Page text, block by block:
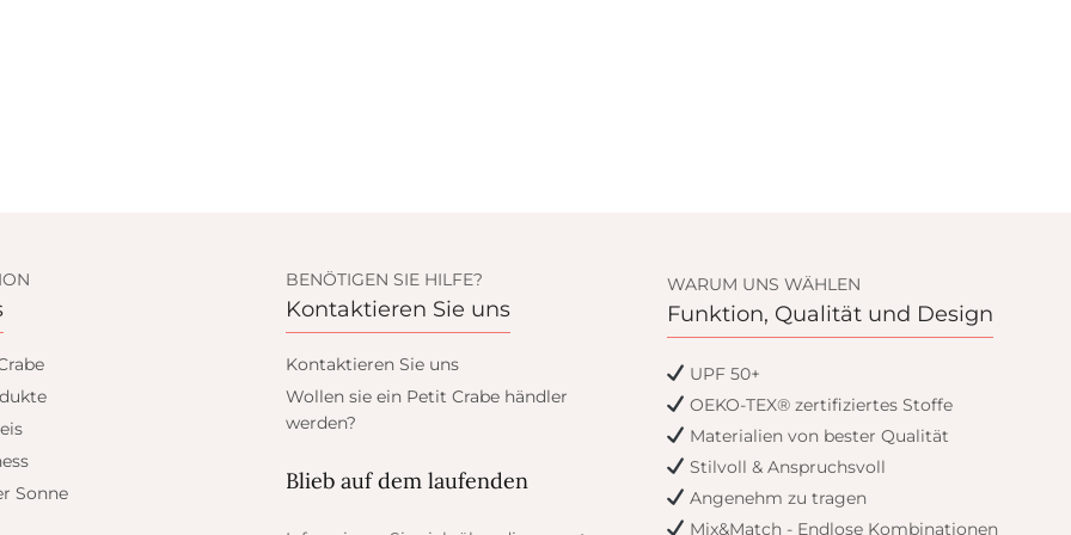
Sonne
BENÖTIGEN SIE HILFE?
Kontaktieren Sie uns
Kontaktieren Sie uns
Wollen sie ein Petit Crabe händler
werden?
Blieb auf dem laufenden
WARUM UNS WÄHLEN
Funktion, Qualität und Design
UPF 50+
OEKO-TEX® zertifiziertes Stoffe
Materialien von bester Qualität
Stilvoll & Anspruchsvoll
Angenehm zu tragen
Mix&Match - Endlose Kombinationen